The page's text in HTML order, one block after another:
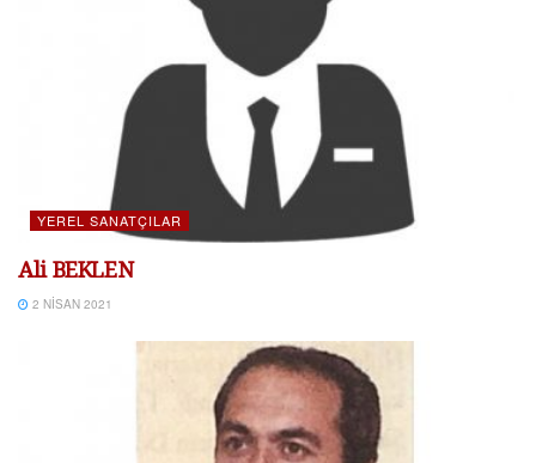
YEREL SANATÇILAR
Ali BEKLEN
2 NISAN 2021